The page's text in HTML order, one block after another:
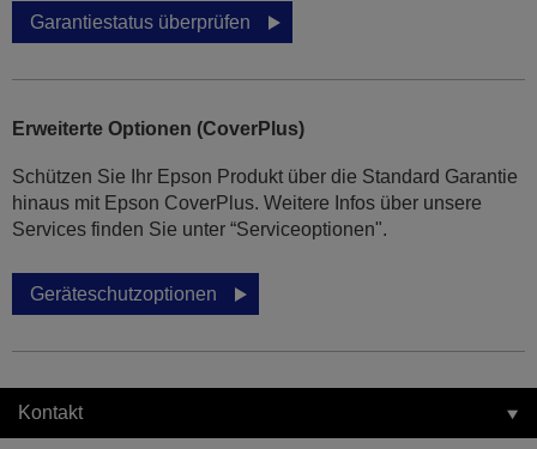
Garantiestatus überprüfen
Erweiterte Optionen (CoverPlus)
Schützen Sie Ihr Epson Produkt über die Standard Garantie
hinaus mit Epson CoverPlus. Weitere Infos über unsere
Services finden Sie unter “Serviceoptionen".
Geräteschutzoptionen
Kontakt